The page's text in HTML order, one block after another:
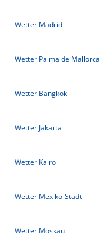
Wetter Madrid
Wetter Palma de Mallorca
Wetter Bangkok
Wetter Jakarta
Wetter Kairo
Wetter Mexiko-Stadt
Wetter Moskau